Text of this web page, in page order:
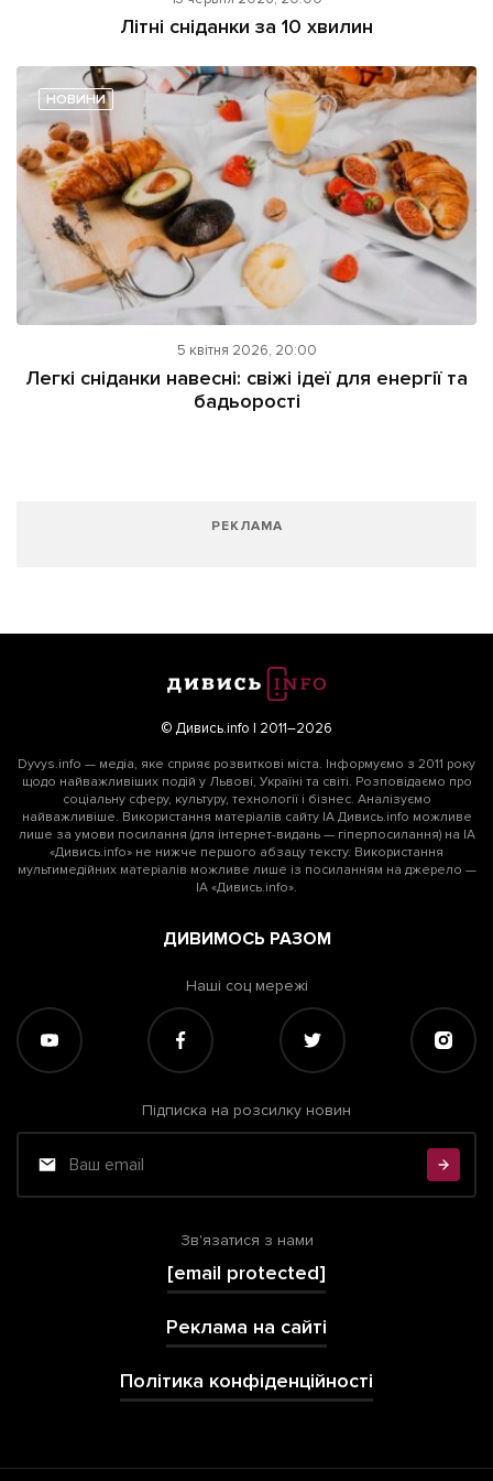
Картки
Репортаж
Розслідування
Погляди
Ініціативи
Лонгріди
Фото/Відео
Made in Lviv
[email protected] Реклама на сайті
Літні сніданки за 10 хвилин
НОВИНИ
5 квітня 2026, 20:00
Легкі сніданки навесні: свіжі ідеї для енергії та
бадьорості
РЕКЛАМА
© Дивись.info | 2011–2026
Dyvys.info — медіа, яке сприяє розвиткові міста. Інформуємо з 2011 року
щодо найважливіших подій у Львові, Україні та світі. Розповідаємо про
соціальну сферу, культуру, технології і бізнес. Аналізуємо
найважливіше. Використання матеріалів сайту ІА Дивись.info можливе
лише за умови посилання (для інтернет-видань — гіперпосилання) на ІА
«Дивись.info» не нижче першого абзацу тексту. Використання
мультимедійних матеріалів можливе лише із посиланням на джерело —
ІА «Дивись.info».
ДИВИМОСЬ РАЗОМ
Наші соц мережі
Підписка на розсилку новин
Зв'язатися з нами
[email protected]
Реклама на сайті
Політика конфіденційності